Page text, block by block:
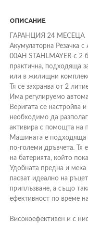
ОПИСАНИЕ
ГАРАНЦИЯ 24 МЕСЕЦА
Акумулаторна Резачка
00AH STAHLMAYER с 2
практична, подходяща
или в жилищни
Тя се захранва от 2
Има регулируемо
Веригата се настройва
необходимо да
активира с помощта на
Машината е подходяща
по-големи дръвчета. Тя
на батерията, който
Удобната предна и мека
пасват идеално на
приплъзване, а също
ефективност по време
Високоефективен и с